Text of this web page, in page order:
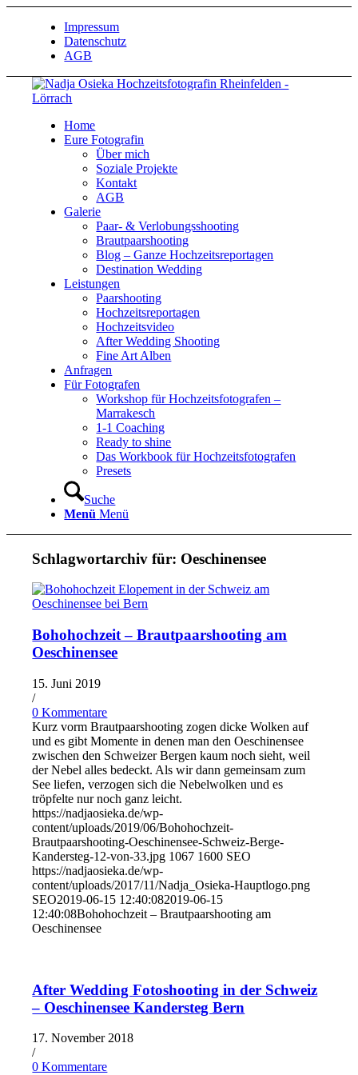
Impressum
Datenschutz
AGB
Home
Eure Fotografin
Über mich
Soziale Projekte
Kontakt
AGB
Galerie
Paar- & Verlobungsshooting
Brautpaarshooting
Blog – Ganze Hochzeitsreportagen
Destination Wedding
Leistungen
Paarshooting
Hochzeitsreportagen
Hochzeitsvideo
After Wedding Shooting
Fine Art Alben
Anfragen
Für Fotografen
Workshop für Hochzeitsfotografen –
Marrakesch
1-1 Coaching
Ready to shine
Das Workbook für Hochzeitsfotografen
Presets
Suche
Menü Menü
Schlagwortarchiv für: Oeschinensee
Bohohochzeit – Brautpaarshooting am
Oeschinensee
15. Juni 2019
/
0 Kommentare
Kurz vorm Brautpaarshooting zogen dicke Wolken auf
und es gibt Momente in denen man den Oeschinensee
zwischen den Schweizer Bergen kaum noch sieht, weil
der Nebel alles bedeckt. Als wir dann gemeinsam zum
See liefen, verzogen sich die Nebelwolken und es
tröpfelte nur noch ganz leicht.
https://nadjaosieka.de/wp-
content/uploads/2019/06/Bohohochzeit-
Brautpaarshooting-Oeschinensee-Schweiz-Berge-
Kandersteg-12-von-33.jpg 1067 1600 SEO
https://nadjaosieka.de/wp-
content/uploads/2017/11/Nadja_Osieka-Hauptlogo.png
SEO2019-06-15 12:40:082019-06-15
12:40:08Bohohochzeit – Brautpaarshooting am
Oeschinensee
After Wedding Fotoshooting in der Schweiz
– Oeschinensee Kandersteg Bern
17. November 2018
/
0 Kommentare